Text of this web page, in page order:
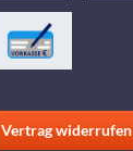
Vertrag widerrufen